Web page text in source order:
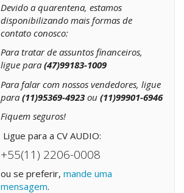
Devido a quarentena, estamos
disponibilizando mais formas de
contato conosco:
Para tratar de assuntos financeiros,
ligue para (47)99183-1009
Para falar com nossos vendedores, ligue
para (11)95369-4923 ou (11)99901-6946
Fiquem seguros!
Ligue para a CV AUDIO:
+55(11) 2206-0008
ou se preferir, mande uma
mensagem.